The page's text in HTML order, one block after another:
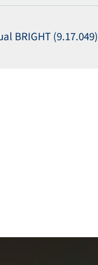
BRIGHT (9.17.049)